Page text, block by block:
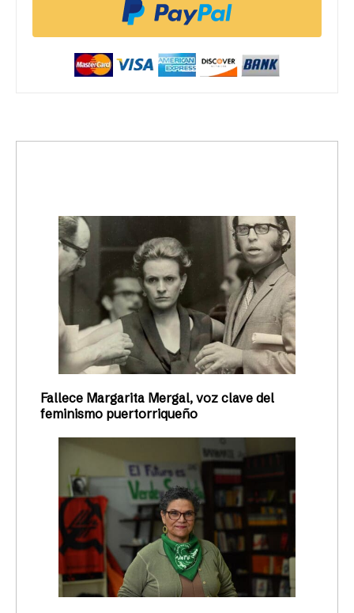
Fallece Margarita Mergal, voz clave del
feminismo puertorriqueño